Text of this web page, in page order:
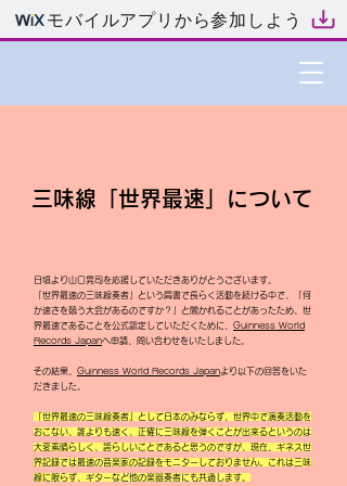
モバイルアプリから参加しよう
三味線「世界最速」について
日頃より山口晃司を応援していただきありがとうございます。
「世界最速の三味線奏者」という肩書で長らく活動を続ける中で、「何
か速さを競う大会があるのですか？」と聞かれることがあったため、世
界最速であることを公式認定していただくために、 Guinness World
Records Japanへ申請、問い合わせをいたしました。
その結果、 Guinness World Records Japanより以下の 回答をいた
だきました。
「世界最速の三味線奏者」として日本のみならず、世界中で演奏活動を
おこない、誰よりも速く、正確に三味線を弾くことが出来るというのは
大変素晴らしく、誇らしいことであると思うのですが、現在、ギネス世
界記録では最速の音楽家の記録をモニターしておりません。これは三味
線に限らず、ギターなど他の楽器奏者にも共通します。